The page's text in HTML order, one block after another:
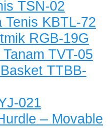
TSN-02
Tenis KBTL-72
RGB-19G
TVT-05
TTBB-
021
– Movable